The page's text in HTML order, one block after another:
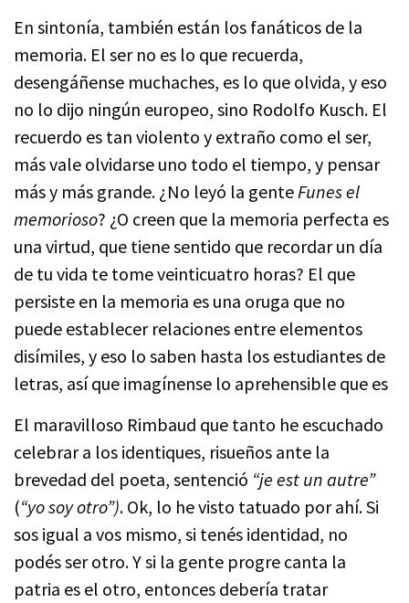
En sintonía, también están los fanáticos de la
memoria. El ser no es lo que recuerda,
desengáñense muchaches, es lo que olvida, y eso
no lo dijo ningún europeo, sino Rodolfo Kusch. El
recuerdo es tan violento y extraño como el ser,
más vale olvidarse uno todo el tiempo, y pensar
más y más grande. ¿No leyó la gente Funes el
memorioso? ¿O creen que la memoria perfecta es
una virtud, que tiene sentido que recordar un día
de tu vida te tome veinticuatro horas? El que
persiste en la memoria es una oruga que no
puede establecer relaciones entre elementos
disímiles, y eso lo saben hasta los estudiantes de
letras, así que imagínense lo aprehensible que es
El maravilloso Rimbaud que tanto he escuchado
celebrar a los identiques, risueños ante la
brevedad del poeta, sentenció “je est un autre”
(“yo soy otro”). Ok, lo he visto tatuado por ahí. Si
sos igual a vos mismo, si tenés identidad, no
podés ser otro. Y si la gente progre canta la
patria es el otro, entonces debería tratar